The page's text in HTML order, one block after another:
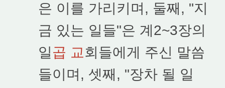
은 이를 가리키며, 둘째, "지
금 있는 일들"은 계2~3장의
일곱 교회들에게 주신 말씀
들이며, 셋째, "장차 될 일